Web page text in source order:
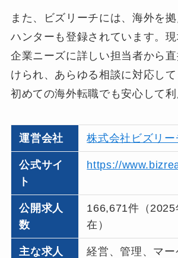
また、ビズリーチには、海外を
ハンターも登録されています。
企業ニーズに詳しい担当者から
けられ、あらゆる相談に対応して
初めての海外転職でも安心して利
運営会社 株式会社ビズリー
公式サイ
ト
https://
公開求人
数
166,671件（
在）
主な求人
経営、管理、マ